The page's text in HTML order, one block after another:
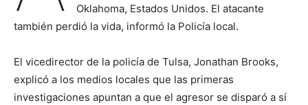
Oklahoma, Estados Unidos. El atacante
también perdió la vida, informó la Policía local.
El vicedirector de la policía de Tulsa, Jonathan Brooks,
explicó a los medios locales que las primeras
investigaciones apuntan a que el agresor se disparó a sí